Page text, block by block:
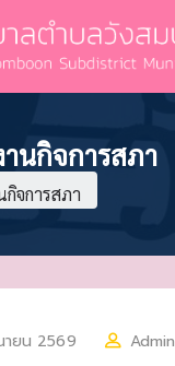
านกิจการสภา
กิจการสภา
ายน 2569 Admin